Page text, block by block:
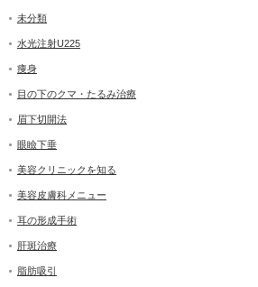
未分類
水光注射U225
痩身
目の下のクマ・たるみ治療
眉下切開法
眼瞼下垂
美容クリニックを知る
美容皮膚科メニュー
耳の形成手術
肝斑治療
脂肪吸引